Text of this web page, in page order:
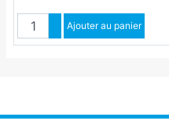
QuantitéAugmenter quantité
Diminuer quantité
Ajouter au panier